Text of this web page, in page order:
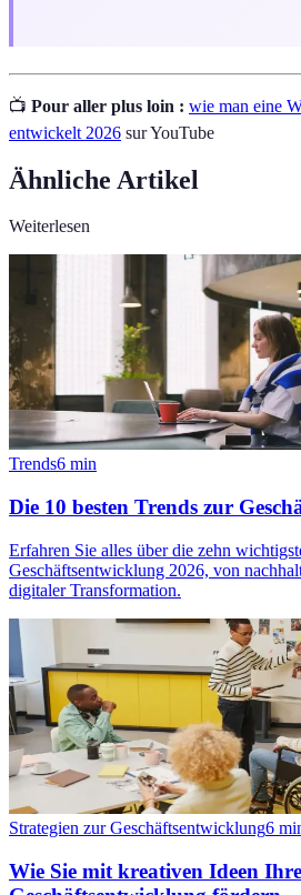
📺 Pour aller plus loin : wie man eine
entwickelt 2026 sur YouTube
Ähnliche Artikel
Weiterlesen
Trends6 min
Die 10 besten Trends zur
Erfahren Sie alles über die zehn
Geschäftsentwicklung 2026, von
digitaler Transformation.
Strategien zur Geschäftsentwicklung6
Wie Sie mit kreativen Ideen Ihre